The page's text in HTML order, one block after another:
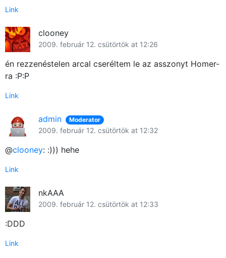
Link
clooney
2009. február 12. csütörtök at 12:26
én rezzenéstelen arcal cseréltem le az asszonyt Homer-
ra :P:P
Link
admin Moderator
2009. február 12. csütörtök at 12:32
@clooney: :))) hehe
Link
nkAAA
2009. február 12. csütörtök at 12:33
:DDD
Link